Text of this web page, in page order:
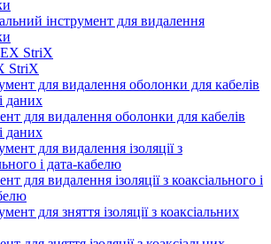
інструмент для видалення
StriX
для видалення оболонки для кабелів
даних
для видалення ізоляції з коаксіального і